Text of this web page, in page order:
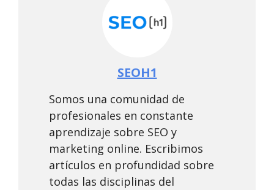
SEOH1
Somos una comunidad de
profesionales en constante
aprendizaje sobre SEO y
marketing online. Escribimos
artículos en profundidad sobre
todas las disciplinas del